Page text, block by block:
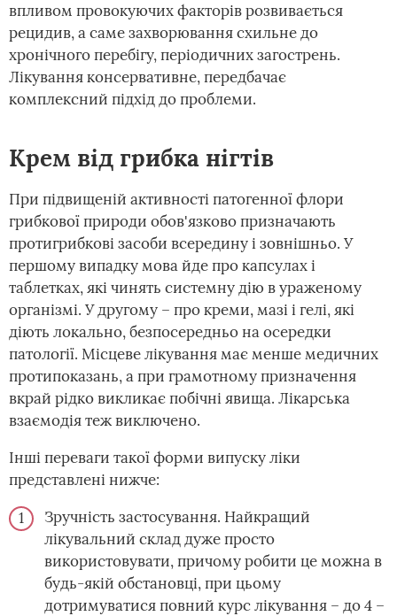
впливом провокуючих факторів розвивається
рецидив, а саме захворювання схильне до
хронічного перебігу, періодичних загострень.
Лікування консервативне, передбачає
комплексний підхід до проблеми.
Крем від грибка нігтів
При підвищеній активності патогенної флори
грибкової природи обов'язково призначають
протигрибкові засоби всередину і зовнішньо. У
першому випадку мова йде про капсулах і
таблетках, які чинять системну дію в ураженому
організмі. У другому – про креми, мазі і гелі, які
діють локально, безпосередньо на осередки
патології. Місцеве лікування має менше медичних
протипоказань, а при грамотному призначення
вкрай рідко викликає побічні явища. Лікарська
взаємодія теж виключено.
Інші переваги такої форми випуску ліки
представлені нижче:
Зручність застосування. Найкращий
лікувальний склад дуже просто
використовувати, причому робити це можна в
будь-якій обстановці, при цьому
дотримуватися повний курс лікування – до 4 –